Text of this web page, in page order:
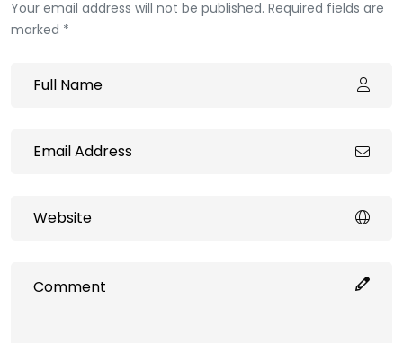
Your email address will not be published. Required fields are
marked *